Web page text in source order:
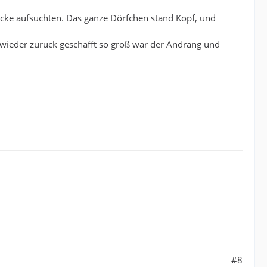
aufsuchten. Das ganze Dörfchen stand Kopf, und
zurück geschafft so groß war der Andrang und
#8